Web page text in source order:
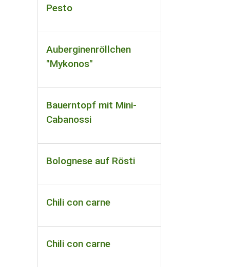
Pesto
Auberginenröllchen
"Mykonos"
Bauerntopf mit Mini-
Cabanossi
Bolognese auf Rösti
Chili con carne
Chili con carne